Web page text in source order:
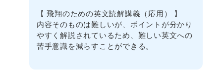
【 飛翔のための英文読解講義（応用） 】
内容そのものは難しいが、ポイントが分かり
やすく解説されているため、難しい英文への
苦手意識を減らすことができる。